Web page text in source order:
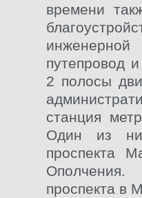
времени
инженерной
путепровод
2 полосы
станция
Один из
проспекта
проспекта в